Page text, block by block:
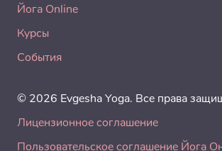
Йога Online
Курсы
События
© 2026 Evgesha Yoga. Все права
Лицензионное соглашение
Пользовательское соглашение Йога